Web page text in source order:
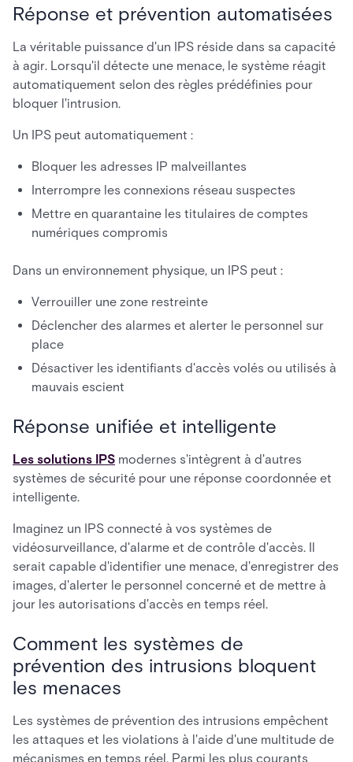
Réponse et prévention automatisées
La véritable puissance d'un IPS réside dans sa capacité
à agir. Lorsqu'il détecte une menace, le système réagit
automatiquement selon des règles prédéfinies pour
bloquer l'intrusion.
Un IPS peut automatiquement :
Bloquer les adresses IP malveillantes
Interrompre les connexions réseau suspectes
Mettre en quarantaine les titulaires de comptes
numériques compromis
Dans un environnement physique, un IPS peut :
Verrouiller une zone restreinte
Déclencher des alarmes et alerter le personnel sur
place
Désactiver les identifiants d'accès volés ou utilisés à
mauvais escient
Réponse unifiée et intelligente
Les solutions IPS modernes s'intègrent à d'autres
systèmes de sécurité pour une réponse coordonnée et
intelligente.
Imaginez un IPS connecté à vos systèmes de
vidéosurveillance, d'alarme et de contrôle d'accès. Il
serait capable d'identifier une menace, d'enregistrer des
images, d'alerter le personnel concerné et de mettre à
jour les autorisations d'accès en temps réel.
Comment les systèmes de
prévention des intrusions bloquent
les menaces
Les systèmes de prévention des intrusions empêchent
les attaques et les violations à l'aide d'une multitude de
mécanismes en temps réel. Parmi les plus courants